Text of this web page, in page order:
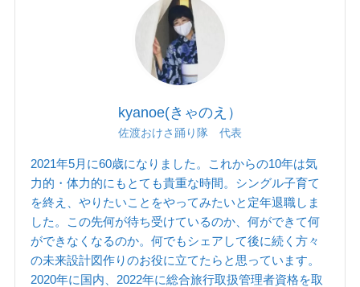
kyanoe(きゃのえ）
佐渡おけさ踊り隊 代表
2021年5月に60歳になりました。これからの10年は気
力的・体力的にもとても貴重な時間。シングル子育て
を終え、やりたいことをやってみたいと定年退職しま
した。この先何が待ち受けているのか、何ができて何
ができなくなるのか。何でもシェアして後に続く方々
の未来設計図作りのお役に立てたらと思っています。
2020年に国内、2022年に総合旅行取扱管理者資格を取